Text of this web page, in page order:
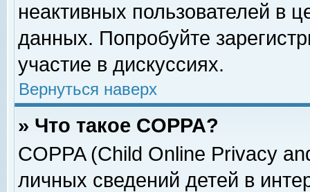
неактивных пользователей в
данных. Попробуйте
участие в дискуссиях.
Вернуться наверх
» Что такое COPPA?
COPPA (Child Online Privacy
личных сведений детей в